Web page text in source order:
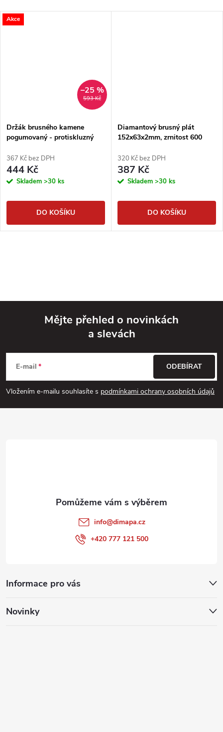
Akce
593 Kč
–25 %
Držák brusného kamene
pogumovaný - protiskluzný
367 Kč bez DPH
444 Kč
Skladem >30 ks
DO KOŠÍKU
Diamantový brusný plát
152x63x2mm, zrnitost 600
320 Kč bez DPH
387 Kč
Skladem >30 ks
DO KOŠÍKU
p
a
Mějte přehled o novinkách
a slevách
E-mail
Vložením e-mailu souhlasíte s podmínkami ochrany osobních údajů
ODEBÍRAT
Informace pro vás
Novinky
info@dimapa.cz
+420 777 121 500